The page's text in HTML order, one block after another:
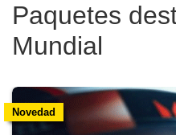
Paquetes
Mundial
Novedad